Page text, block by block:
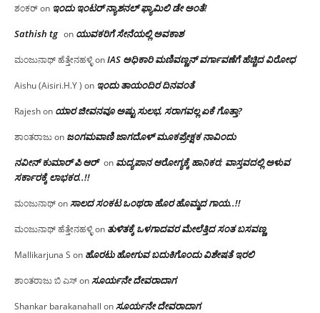
ಶಂಕರ್on ಇಂದು ಇಂಟರ್ ನ್ಯಾಶನಲ್ ಫ್ಯಾಮಿಲಿ ಡೇ ಅಂತೆ!
Sathish tg on ಯುವಕರಿಗೆ ಸೇನೆಯಲ್ಲಿ ಅವಕಾಶ
ಮಂಜುನಾಥ್ ಹೆತ್ತೇನಹಳ್ಳಿonIAS ಅಧಿಕಾರಿ ಮಣಿವಣ್ಣನ್ ವರ್ಗಾವಣೆಗೆ ಹೆಚ್ಚಿದ‌ ವಿರೋಧ
Aishu (Aisiri.H.Y ) on ಇಂದು ತಾಯಂದಿರ ದಿನವಂತೆ
Rajeshon ಯಾರ ಜೀವನವೂ ಅಷ್ಟು ಸುಲಭ, ಸರಾಗವಲ್ಲ ಏಕೆ ಗೊತ್ತಾ?
ಶಾಂತರಾಜುon ಜಂಗಮವಾಣಿ ಜಾಗದೊಳ್ ಮೂಕಪ್ರೇಕ್ಷಕ ನಾವಿಂದು
ನವೀನ್ ಕುಮಾರ್ ಪಿ ಆರ್ on ಮದ್ಯಪಾನ ಆರೋಗ್ಯಕ್ಕೆ ಹಾನಿಕರ; ವಾಸ್ತವದಲ್ಲಿ ಅಳುವ
ಸರ್ಕಾರಕ್ಕೆ ಲಾಭಕರ..!!
ಮಂಜುನಾಥ್onಸಾಲದ ಸಂಕಟ ಒಂಥರಾ ಹೊರ ಹೊಮ್ಮದ ಗಾಯ..!!
ಮಂಜುನಾಥ್ ಹೆತ್ತೇನಹಳ್ಳಿon ತುಳಿತಕ್ಕೆ ಒಳಗಾದವರ ಮೇಲೆತ್ತಿದ ಸಂತ ಬಸವಣ್ಣ
Mallikarjuna S on ಹೊರಟು ಹೋಗುವ ಬದುಕಿಗೊಂದು ವಿಶೇಷತೆ ಇರಲಿ
ಶಾಂತರಾಜು ಬಿ ಎಸ್onಸೂರ್ಯನೇ ದೇವರಾದಾಗ
Shankar barakanahall onಸೂರ್ಯನೇ ದೇವರಾದಾಗ